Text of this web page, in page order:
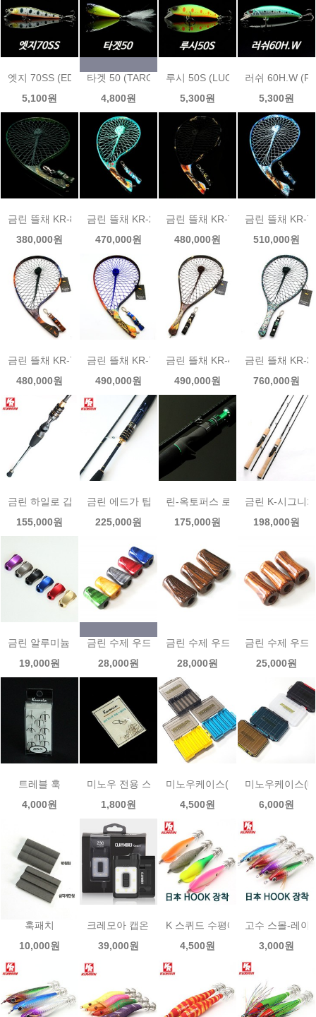
엣지 70SS (EDGE 70SS)금린미노우 size 70mm / weight 5.3g
5,100원
타겟 50 (TARGET 50)금린미노우 size 50mm /
4,800원
루시 50S (LUCIR 50S)금린미노
5,300원
러쉬 60H.W
5,300원
금린 뜰채 KR-805 수제 랜딩넷 넷홀더 세트
380,000원
금린 뜰채 KR-222 수제 랜딩넷 넷홀더세트
470,000원
금린 뜰채 KR-721 수제 랜딩넷 넷
480,000원
금린 뜰채 KR-
510,000원
금린 뜰채 KR-775 명화 랜딩넷 넷홀더세트
480,000원
금린 뜰채 KR-766 수제 랜딩넷 넷홀더세트
490,000원
금린 뜰채 KR-421 수제 랜딩넷 넷
490,000원
금린 뜰채 KR-
760,000원
금린 하일로 갑오징어로드 HALO
155,000원
금린 에드가 팁런로드 EDGER TR-VSMT 672L 무늬
225,000원
린-옥토퍼스 로드 금린 RIN-
175,000원
금린 K-시그니
198,000원
금린 알루미늄 노브
19,000원
금린 수제 우드노브 메이플커리 플렛 컬러노브
28,000원
금린 수제 우드노브 지르코테 플렛
28,000원
금린 수제 우드
25,000원
트레블 훅
4,000원
미노우 전용 스냅도래
1,800원
미노우케이스(소)
4,500원
미노우케이스(
6,000원
훅패치
10,000원
크레모아 캡온 65A+ LED캡라이트_블랙(CLP-
39,000원
K 스퀴드 수평에기 K- SQUID/금린
4,500원
고수 스몰-레이
3,000원